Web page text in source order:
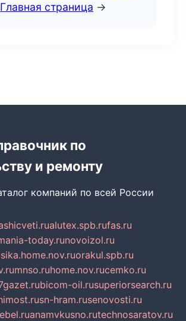
Главная страница →
по
и ремонту
компаний по всей России
alutex.spb.rufas.ru
today.runovoizol.ru
orakul.spb.ru
mnso.ruhome.nov.rucemko.ru
bicom-oil.rusuperiorsearch.ru
sn-hram.rusenovosti.ru
anamvkusno.rutechnosaratov.ru